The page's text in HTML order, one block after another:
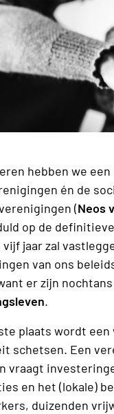
hebben we
én de
(Neos
op de
vijf jaar zal
van ons
er zijn nochtans
.
plaats wordt een
schetsen. Een
vraagt
en het (lokale)
duizenden